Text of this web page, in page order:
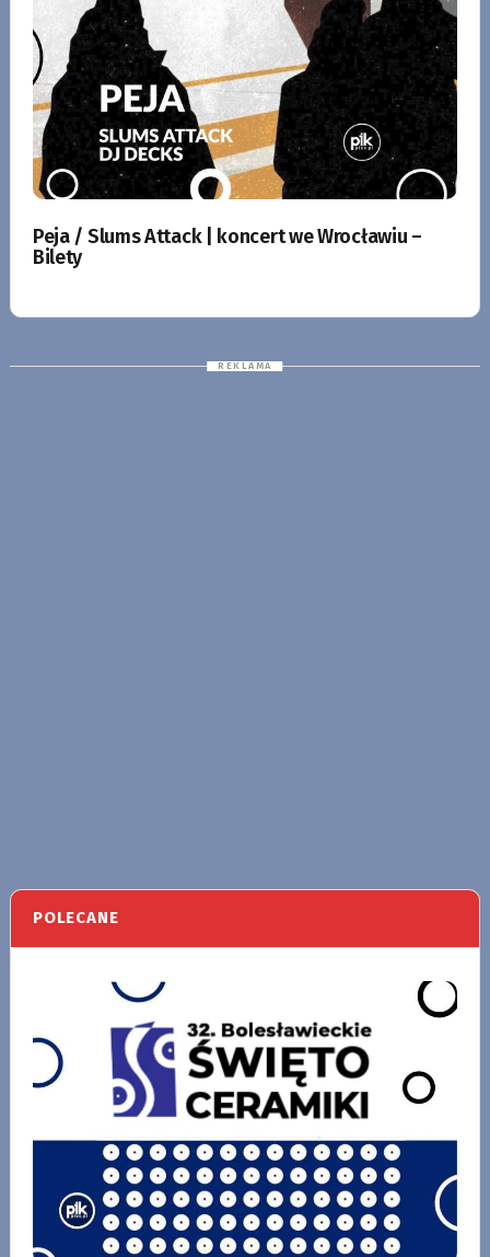
Peja / Slums Attack | koncert we Wrocławiu –
Bilety
POLECANE